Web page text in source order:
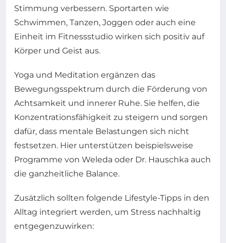
Stimmung verbessern. Sportarten wie
Schwimmen, Tanzen, Joggen oder auch eine
Einheit im Fitnessstudio wirken sich positiv auf
Körper und Geist aus.
Yoga und Meditation ergänzen das
Bewegungsspektrum durch die Förderung von
Achtsamkeit und innerer Ruhe. Sie helfen, die
Konzentrationsfähigkeit zu steigern und sorgen
dafür, dass mentale Belastungen sich nicht
festsetzen. Hier unterstützen beispielsweise
Programme von Weleda oder Dr. Hauschka auch
die ganzheitliche Balance.
Zusätzlich sollten folgende Lifestyle-Tipps in den
Alltag integriert werden, um Stress nachhaltig
entgegenzuwirken: